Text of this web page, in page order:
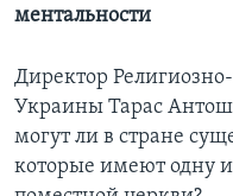
ментальности
Директор
Украины Тарас
могут ли в стране
которые имеют одну